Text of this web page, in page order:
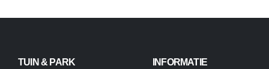
TUIN & PARK
INFORMATIE